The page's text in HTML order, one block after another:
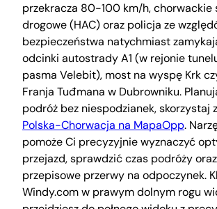
przekracza 80-100 km/h, chorwackie
drogowe (HAC) oraz policja ze
bezpieczeństwa natychmiast
odcinki autostrady A1 (w rejonie
pasma Velebit), most na wyspę Krk
Franja Tuđmana w Dubrowniku.
podróż bez niespodzianek, skorzystaj z
Polska-Chorwacja na MapaOpp.
pomoże Ci precyzyjnie wyznaczyć
przejazd, sprawdzić czas podróży
przepisowe przerwy na odpoczynek.
Windy.com w prawym dolnym rogu